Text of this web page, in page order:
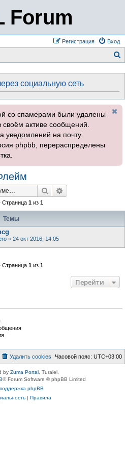
Forum
Вход
Регистрация
социальную сеть
со спамерами были удалены
активе сообщений.
уведомлений на почту.
phpbb, перераспределены
Поиск
Страница 1из 1
Темы
« 24 окт 2016, 14:05
Страница 1из 1
Перейти
Часовой пояс: UTC+03:00
Удалить cookies
by Zuma Portal , Turaiel,
® Forum Software © phpBB Limited
phpBB
| Правила